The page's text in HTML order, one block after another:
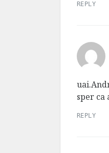
REPLY
sper ca
REPLY